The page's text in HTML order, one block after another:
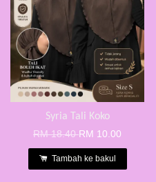
Syria Tali Koko
RM 18.40RM 10.00
Tambah ke bakul